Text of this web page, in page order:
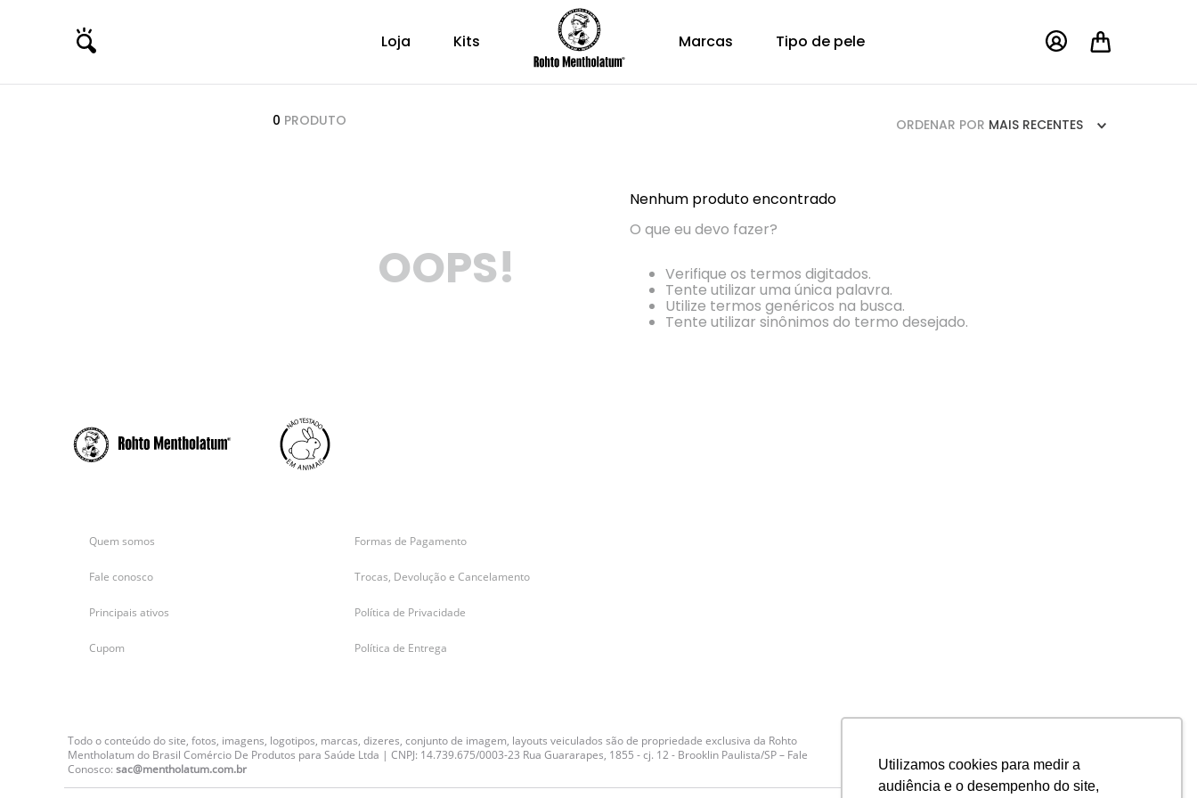
Utilizamos cookies para medir a
audiência e o desempenho do site,
Loja Kits Marcas Tipo de pele
0 PRODUTO ORDENAR POR MAIS RECENTES
OOPS!
Nenhum produto encontrado
O que eu devo fazer?
Verifique os termos digitados.
Tente utilizar uma única palavra.
Utilize termos genéricos na busca.
Tente utilizar sinônimos do termo desejado.
Quem somos
Fale conosco
Principais ativos
Cupom
Formas de Pagamento
Trocas, Devolução e Cancelamento
Política de Privacidade
Política de Entrega
Todo o conteúdo do site, fotos, imagens, logotipos, marcas, dizeres, conjunto de imagem, layouts veiculados são de propriedade exclusiva da Rohto
Mentholatum do Brasil Comércio De Produtos para Saúde Ltda | CNPJ: 14.739.675/0003-23 Rua Guararapes, 1855 - cj. 12 - Brooklin Paulista/SP – Fale
Conosco: sac@mentholatum.com.br